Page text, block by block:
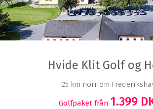
Hvide Klit Golf og
25 km norr om
Golfpaket från 1.399